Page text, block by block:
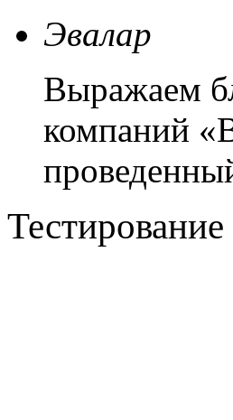
Эвалар
Выражаем
компаний
Тестирование